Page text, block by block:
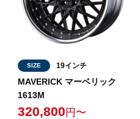
SIZE 19インチ
MAVERICK マーベリック
1613M
320,800 円〜